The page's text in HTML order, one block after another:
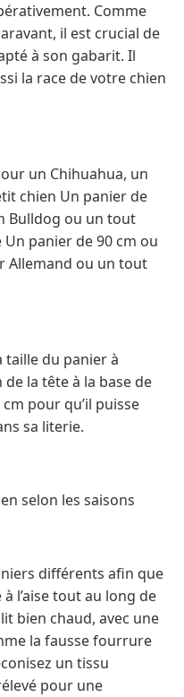
Comme
il est crucial de
à son gabarit. Il
la race de votre chien
un Chihuahua, un
chien Un panier de
Bulldog ou un tout
panier de 90 cm ou
Allemand ou un tout
taille du panier à
la tête à la base de
pour qu’il puisse
sa literie.
selon les saisons
différents afin que
l’aise tout au long de
bien chaud, avec une
la fausse fourrure
un tissu
pour une